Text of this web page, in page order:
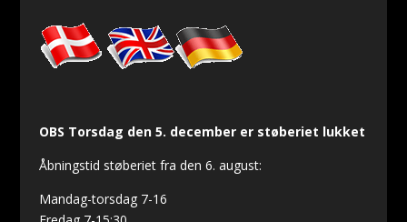
OBS Torsdag den 5. december er støberiet lukket
Åbningstid støberiet fra den 6. august:
Mandag-torsdag 7-16